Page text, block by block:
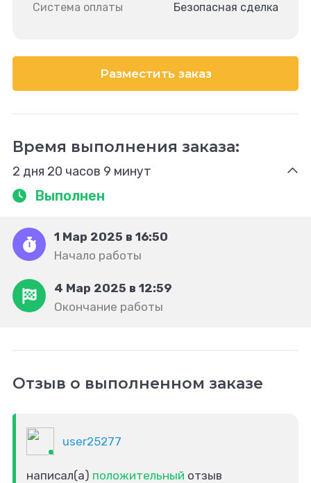
Система оплаты Безопасная сделка
Разместить заказ
Время выполнения заказа:
2 дня 20 часов 9 минут
Выполнен
1 Мар 2025 в 16:50
Начало работы
4 Мар 2025 в 12:59
Окончание работы
Отзыв о выполненном заказе
user25277
написал(а) положительный отзыв